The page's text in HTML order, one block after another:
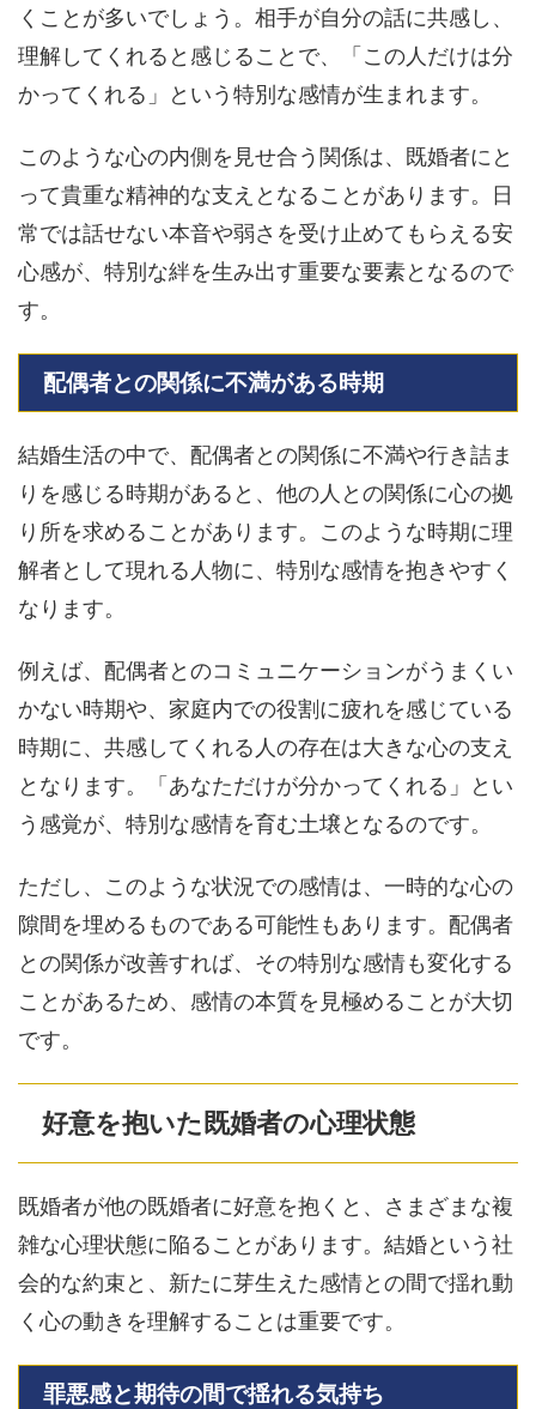
くことが多いでしょう。相手が自分の話に共感し、
理解してくれると感じることで、「この人だけは分
かってくれる」という特別な感情が生まれます。
このような心の内側を見せ合う関係は、既婚者にと
って貴重な精神的な支えとなることがあります。日
常では話せない本音や弱さを受け止めてもらえる安
心感が、特別な絆を生み出す重要な要素となるので
す。
配偶者との関係に不満がある時期
結婚生活の中で、配偶者との関係に不満や行き詰ま
りを感じる時期があると、他の人との関係に心の拠
り所を求めることがあります。このような時期に理
解者として現れる人物に、特別な感情を抱きやすく
なります。
例えば、配偶者とのコミュニケーションがうまくい
かない時期や、家庭内での役割に疲れを感じている
時期に、共感してくれる人の存在は大きな心の支え
となります。「あなただけが分かってくれる」とい
う感覚が、特別な感情を育む土壌となるのです。
ただし、このような状況での感情は、一時的な心の
隙間を埋めるものである可能性もあります。配偶者
との関係が改善すれば、その特別な感情も変化する
ことがあるため、感情の本質を見極めることが大切
です。
好意を抱いた既婚者の心理状態
既婚者が他の既婚者に好意を抱くと、さまざまな複
雑な心理状態に陥ることがあります。結婚という社
会的な約束と、新たに芽生えた感情との間で揺れ動
く心の動きを理解することは重要です。
罪悪感と期待の間で揺れる気持ち